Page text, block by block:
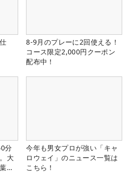
8-9月のプレーに2回使える！
コース限定2,000円クーポン
配布中！
分
大
今年も男女プロが強い「キャ
ロウェイ」のニュース一覧は
こちら！